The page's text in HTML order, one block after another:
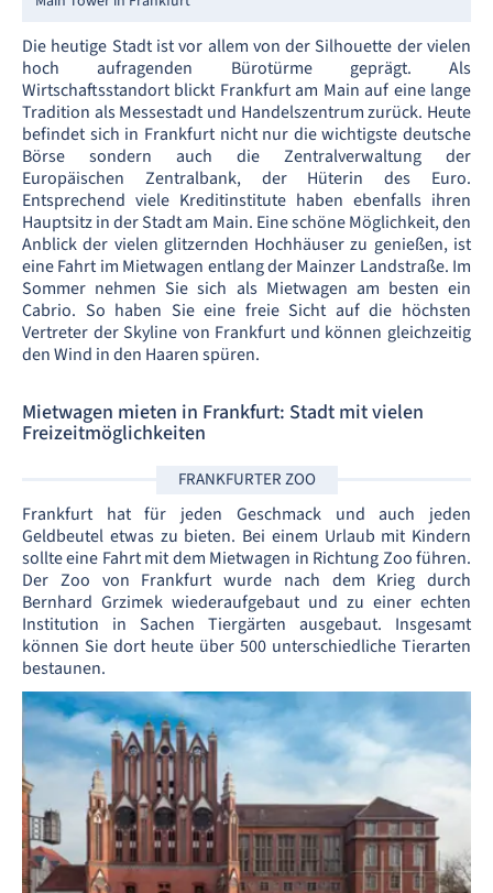
Die heutige Stadt ist vor allem von der Silhouette der vielen
hoch aufragenden Bürotürme geprägt. Als
Wirtschaftsstandort blickt Frankfurt am Main auf eine lange
Tradition als Messestadt und Handelszentrum zurück. Heute
befindet sich in Frankfurt nicht nur die wichtigste deutsche
Börse sondern auch die Zentralverwaltung der
Europäischen Zentralbank, der Hüterin des Euro.
Entsprechend viele Kreditinstitute haben ebenfalls ihren
Hauptsitz in der Stadt am Main. Eine schöne Möglichkeit, den
Anblick der vielen glitzernden Hochhäuser zu genießen, ist
eine Fahrt im Mietwagen entlang der Mainzer Landstraße. Im
Sommer nehmen Sie sich als Mietwagen am besten ein
Cabrio. So haben Sie eine freie Sicht auf die höchsten
Vertreter der Skyline von Frankfurt und können gleichzeitig
den Wind in den Haaren spüren.
Mietwagen mieten in Frankfurt: Stadt mit vielen
Freizeitmöglichkeiten
FRANKFURTER ZOO
Frankfurt hat für jeden Geschmack und auch jeden
Geldbeutel etwas zu bieten. Bei einem Urlaub mit Kindern
sollte eine Fahrt mit dem Mietwagen in Richtung Zoo führen.
Der Zoo von Frankfurt wurde nach dem Krieg durch
Bernhard Grzimek wiederaufgebaut und zu einer echten
Institution in Sachen Tiergärten ausgebaut. Insgesamt
können Sie dort heute über 500 unterschiedliche Tierarten
bestaunen.